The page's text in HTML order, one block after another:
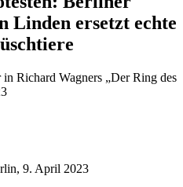
Linden ersetzt echte
9. April 2023